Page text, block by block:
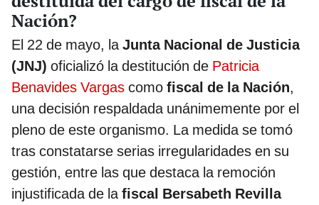
Nación?
El 22 de mayo, laJunta Nacional de Justicia
(JNJ) oficializó la destitución de Patricia
Benavides Vargas como fiscal de la Nación,
una decisión respaldada unánimemente por el
pleno de este organismo. La medida se tomó
tras constatarse serias irregularidades en su
gestión, entre las que destaca la remoción
injustificada de lafiscal Bersabeth Revilla